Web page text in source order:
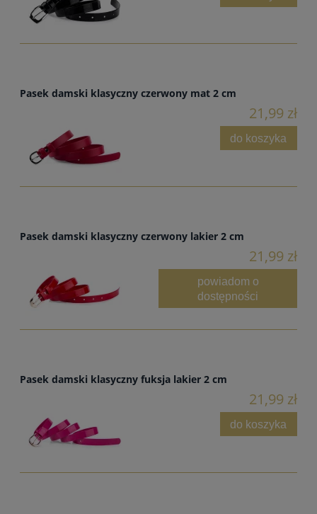
Pasek damski klasyczny czerwony mat 2 cm
21,99 zł
do koszyka
Pasek damski klasyczny czerwony lakier 2 cm
21,99 zł
powiadom o
dostępności
Pasek damski klasyczny fuksja lakier 2 cm
21,99 zł
do koszyka